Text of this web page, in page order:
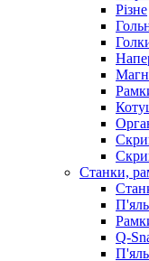
Різне
Станки,
Q-